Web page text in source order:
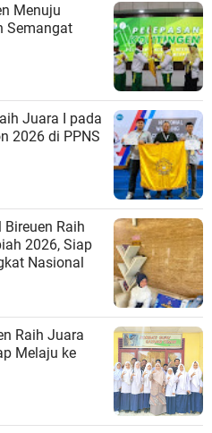
Menuju
Semangat
Juara I pada
2026 di PPNS
Raih
2026, Siap
Nasional
Raih Juara
Melaju ke